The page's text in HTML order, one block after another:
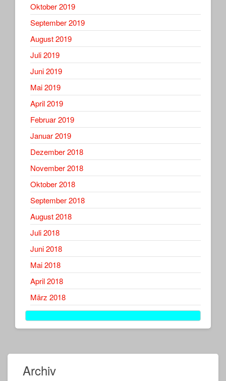
Oktober 2019
September 2019
August 2019
Juli 2019
Juni 2019
Mai 2019
April 2019
Februar 2019
Januar 2019
Dezember 2018
November 2018
Oktober 2018
September 2018
August 2018
Juli 2018
Juni 2018
Mai 2018
April 2018
März 2018
Archiv